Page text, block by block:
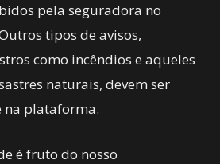
pela seguradora no
tipos de avisos,
como incêndios e aqueles
naturais, devem ser
na plataforma.
é fruto do nosso